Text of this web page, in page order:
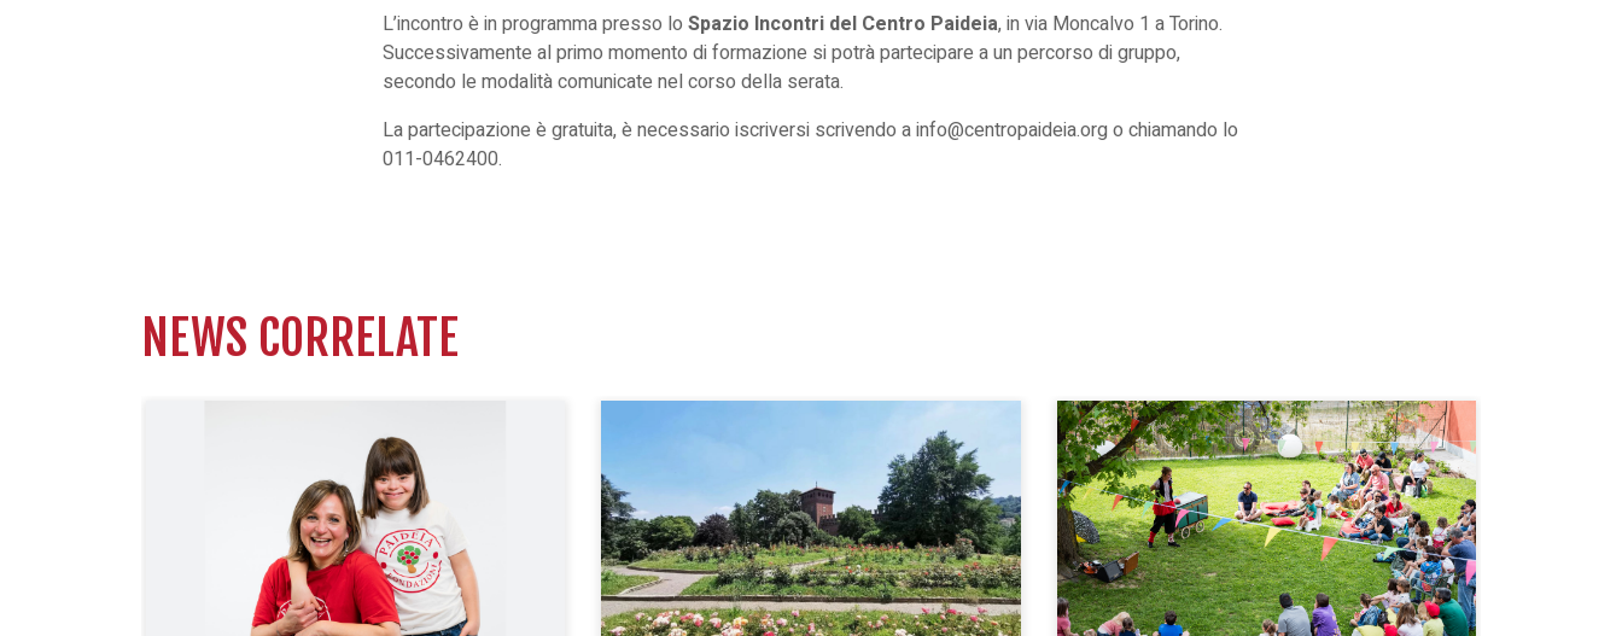
L’incontro è in programma presso lo Spazio Incontri del Centro Paideia, in via Moncalvo 1 a Torino.
Successivamente al primo momento di formazione si potrà partecipare a un percorso di gruppo,
secondo le modalità comunicate nel corso della serata.
La partecipazione è gratuita, è necessario iscriversi scrivendo ainfo@centropaideia.org o chiamando lo
011-0462400.
NEWS CORRELATE